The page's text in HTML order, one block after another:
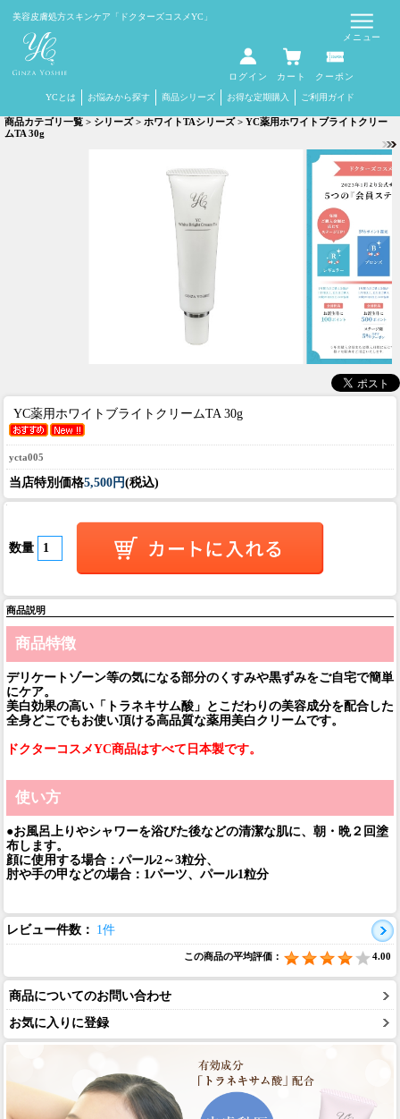
美容皮膚処方スキンケア 「ドクターズコスメYC」
ログイン カート クーポン
メニュー
YCとは お悩みから探す 商品シリーズ お得な定期購入 ご利用ガイド
商品カテゴリ一覧 > シリーズ> ホワイトTAシリーズ> YC薬用ホワイトブライトクリー
ムTA 30g
YC薬用ホワイトブライトクリームTA 30g
ycta005
当店特別価格5,500円(税込)
数量
商品説明
商品特徴
デリケートゾーン等の気になる部分のくすみや黒ずみをご自宅で簡単
にケア。
美白効果の高い「トラネキサム酸」とこだわりの美容成分を配合した
全身どこでもお使い頂ける高品質な薬用美白クリームです。
ドクターコスメYC商品はすべて日本製です。
使い方
●お風呂上りやシャワーを浴びた後などの清潔な肌に、朝・晩２回塗
布します。
顔に使用する場合：パール2～3粒分、
肘や手の甲などの場合：1パーツ、パール1粒分
レビュー件数： 1件
この商品の平均評価： 4.00
商品についてのお問い合わせ
お気に入りに登録